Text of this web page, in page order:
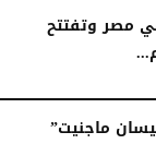
مصر وتفتتح
ماجنيت”